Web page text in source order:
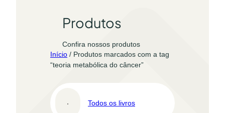
Produtos
Confira nossos produtos
Início / Produtos marcados com a tag
“teoria metabólica do câncer”
Todos os livros